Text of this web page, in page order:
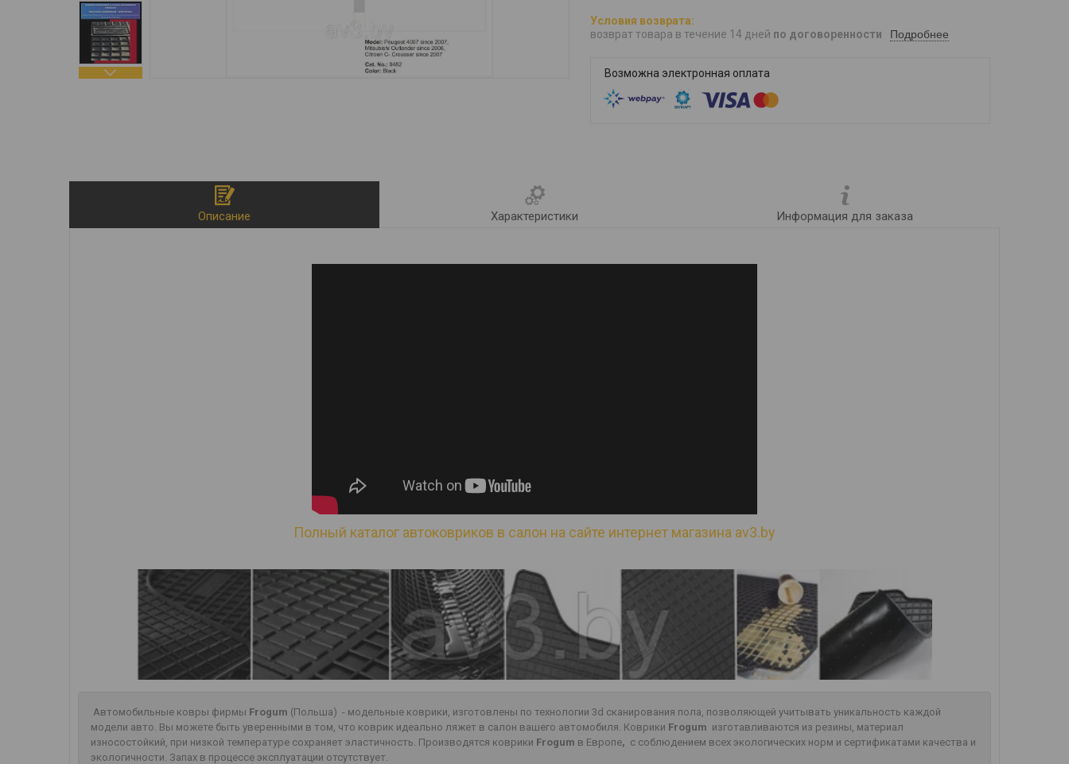
возврат товара в течение 14 дней по договоренности Подробнее
Описание Характеристики Информация для заказа
Полный каталог автоковриков в салон на сайте интернет магазина av3.by
Автомобильные ковры фирмы Frogum (Польша) - модельные коврики, изготовлены по технологии 3d сканирования пола, позволяющей учитывать уникальность каждой
модели авто. Вы можете быть уверенными в том, что коврик идеально ляжет в салон вашего автомобиля. Коврики Frogum изготавливаются из резины, материал
износостойкий, при низкой температуре сохраняет эластичность. Производятся коврики Frogum в Европе, с соблюдением всех экологических норм и сертификатами качества и
экологичности. Запах в процессе эксплуатации отсутствует.